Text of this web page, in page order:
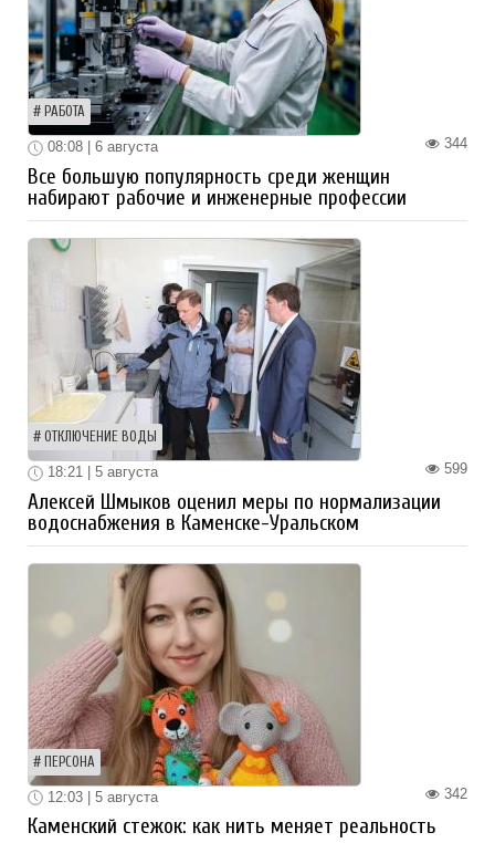
РАБОТА
344
08:08 | 6 августа
Все большую популярность среди женщин
набирают рабочие и инженерные профессии
ОТКЛЮЧЕНИЕ ВОДЫ
599
18:21 | 5 августа
Алексей Шмыков оценил меры по нормализации
водоснабжения в Каменске-Уральском
ПЕРСОНА
342
12:03 | 5 августа
Каменский стежок: как нить меняет реальность